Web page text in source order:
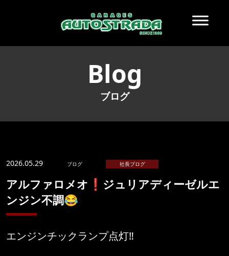
Blog
ブログ
2026.05.29 ブログ 社長ブログ
アルファロメオ❗️ジュリアディーゼルエ
ンジン不調😂
エンジンチックランプ点灯‼️